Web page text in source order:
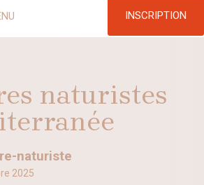
INSCRIPTION
naturistes
naturiste
2025